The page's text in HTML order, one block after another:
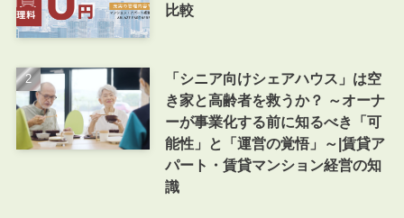
比較
「シニア向けシェアハウス」は空
き家と高齢者を救うか？ ～オーナ
ーが事業化する前に知るべき「可
能性」と「運営の覚悟」～|賃貸ア
パート・賃貸マンション経営の知
識